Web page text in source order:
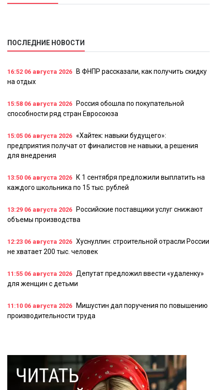
ПОСЛЕДНИЕ НОВОСТИ
16:52 06 августа 2026
В ФНПР рассказали, как получить скидку
на отдых
15:58 06 августа 2026
Россия обошла по покупательной
способности ряд стран Евросоюза
15:05 06 августа 2026 «Хайтек: навыки будущего»:
предприятия получат от финалистов не навыки, а решения
для внедрения
13:50 06 августа 2026
К 1 сентября предложили выплатить на
каждого школьника по 15 тыс. рублей
13:29 06 августа 2026
Российские поставщики услуг снижают
объемы производства
12:23 06 августа 2026 Хуснуллин: строительной отрасли России
не хватает 200 тыс. человек
11:55 06 августа 2026 Депутат предложил ввести «удаленку»
для женщин с детьми
11:10 06 августа 2026
Мишустин дал поручения по повышению
производительности труда